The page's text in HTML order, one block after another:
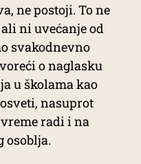
ne postoji. To ne
ni uvećanje od
svakodnevno
o naglasku
u školama kao
nasuprot
vreme radi i na
osoblja.